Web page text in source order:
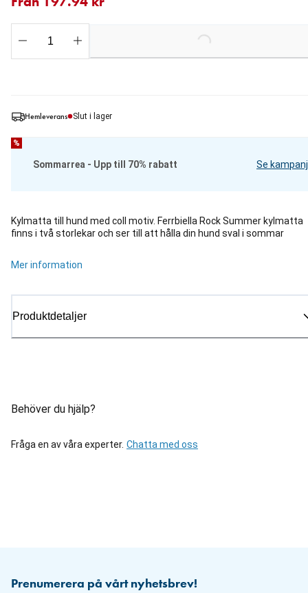
Hemleverans Slut i lager
%
Sommarrea - Upp till 70% rabatt Se kampanj
Kylmatta till hund med coll motiv. Ferrbiella Rock Summer kylmatta
finns i två storlekar och ser till att hålla din hund sval i sommar
Mer information
Produktdetaljer
Behöver du hjälp?
Fråga en av våra experter. Chatta med oss
Loading...
Prenumerera på vårt nyhetsbrev!